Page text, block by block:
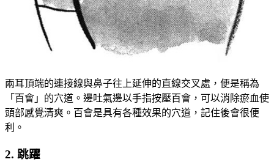
兩耳頂端的連接線與鼻子往上延伸的直線交叉處，便是稱為
「百會」的穴道。邊吐氣邊以手指按壓百會，可以消除瘀血使
頭部感覺清爽。百會是具有各種效果的穴道，記住後會很便
利。
2. 跳躍